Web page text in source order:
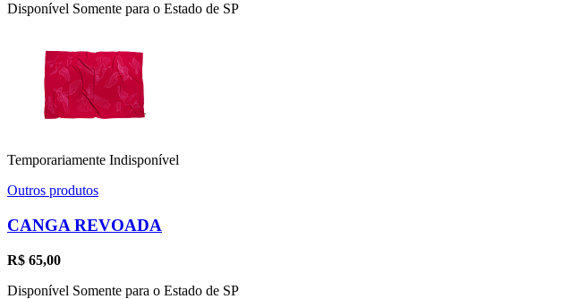
Disponível Somente para o Estado de SP
Temporariamente Indisponível
Outros produtos
CANGA REVOADA
R$ 65,00
Disponível Somente para o Estado de SP